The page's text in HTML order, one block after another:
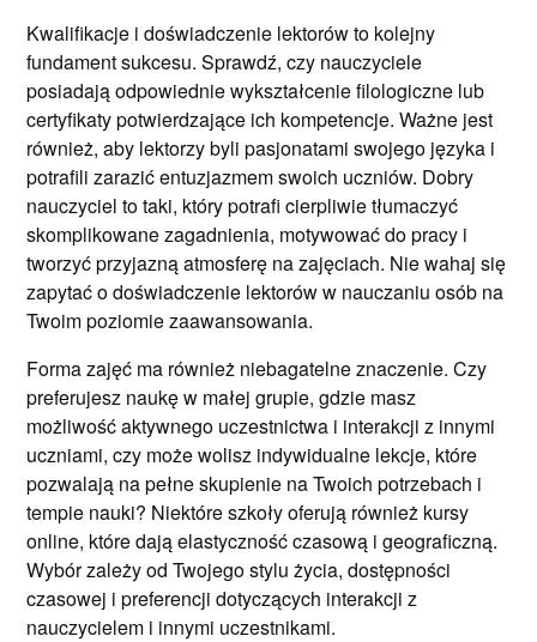
Kwalifikacje i doświadczenie lektorów to kolejny
fundament sukcesu. Sprawdź, czy nauczyciele
posiadają odpowiednie wykształcenie filologiczne lub
certyfikaty potwierdzające ich kompetencje. Ważne jest
również, aby lektorzy byli pasjonatami swojego języka i
potrafili zarazić entuzjazmem swoich uczniów. Dobry
nauczyciel to taki, który potrafi cierpliwie tłumaczyć
skomplikowane zagadnienia, motywować do pracy i
tworzyć przyjazną atmosferę na zajęciach. Nie wahaj się
zapytać o doświadczenie lektorów w nauczaniu osób na
Twoim poziomie zaawansowania.
Forma zajęć ma również niebagatelne znaczenie. Czy
preferujesz naukę w małej grupie, gdzie masz
możliwość aktywnego uczestnictwa i interakcji z innymi
uczniami, czy może wolisz indywidualne lekcje, które
pozwalają na pełne skupienie na Twoich potrzebach i
tempie nauki? Niektóre szkoły oferują również kursy
online, które dają elastyczność czasową i geograficzną.
Wybór zależy od Twojego stylu życia, dostępności
czasowej i preferencji dotyczących interakcji z
nauczycielem i innymi uczestnikami.